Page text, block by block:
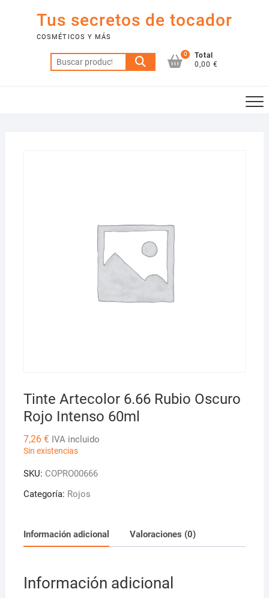
contenido
Tus secretos de tocador
COSMÉTICOS Y MÁS
Buscar
por:
0
Total
0,00 €
Tinte Artecolor 6.66 Rubio Oscuro
Rojo Intenso 60ml
7,26 € IVA incluido
Sin existencias
SKU: COPRO00666
Categoría: Rojos
Información adicional Valoraciones (0)
Información adicional